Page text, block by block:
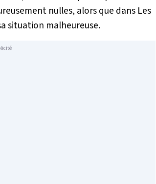
nulles, alors que dans Les
situation malheureuse.